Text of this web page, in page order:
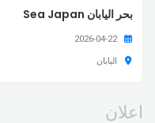
بحر اليابان Sea Japan
2026-04-22
اليابان
اعلان